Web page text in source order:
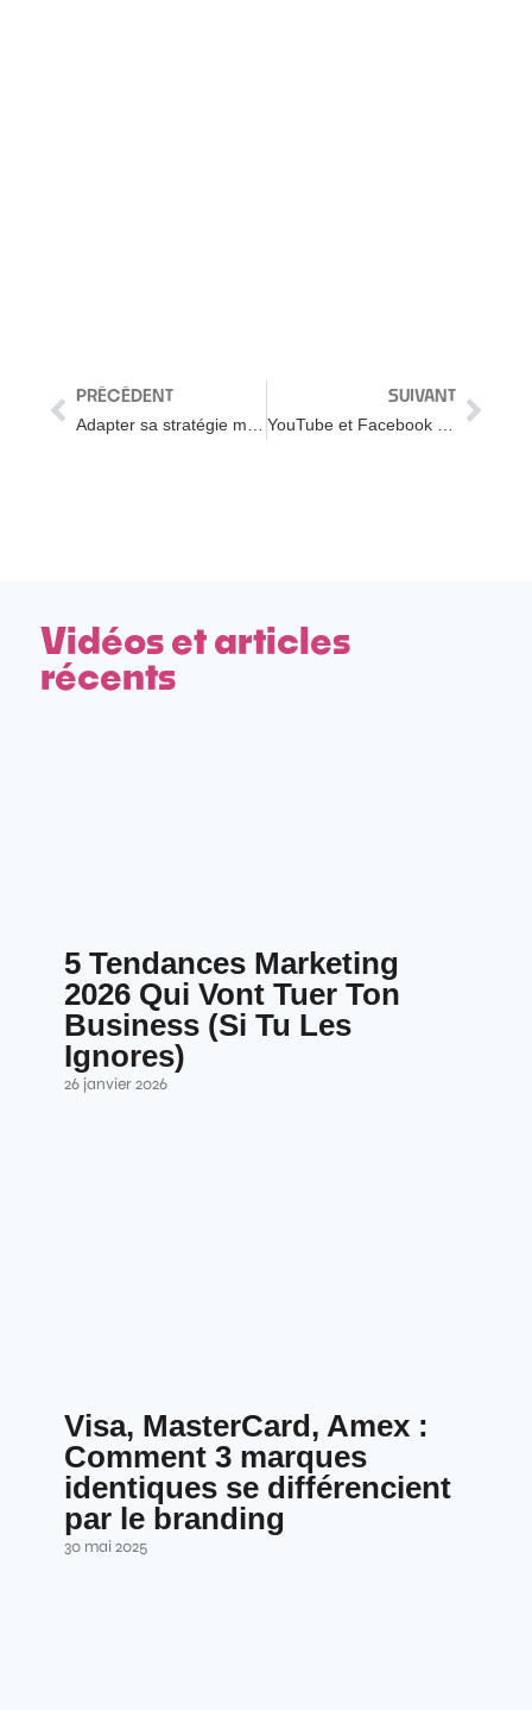
PRÉCÉDENT SUIVANT
Vidéos et articles
récents
5 Tendances Marketing
2026 Qui Vont Tuer Ton
Business (Si Tu Les
Ignores)
26 janvier 2026
Visa, MasterCard, Amex :
Comment 3 marques
identiques se différencient
par le branding
30 mai 2025